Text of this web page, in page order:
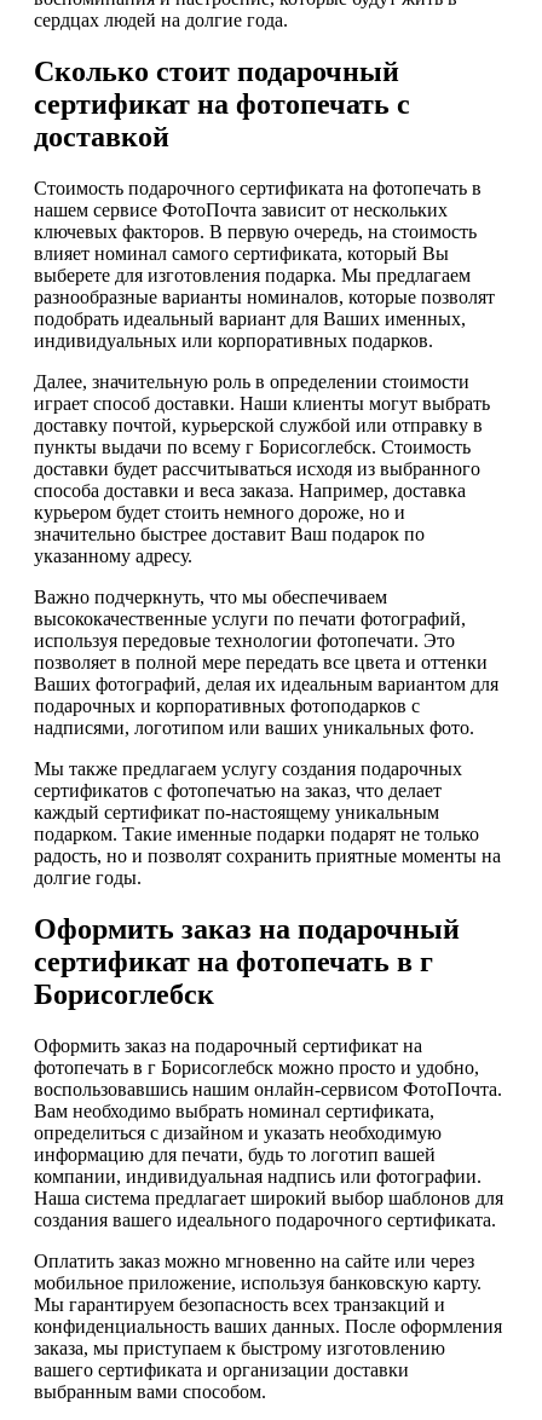
сердцах людей на долгие года.
Сколько стоит подарочный
сертификат на фотопечать с
доставкой
Стоимость подарочного сертификата на фотопечать в
нашем сервисе ФотоПочта зависит от нескольких
ключевых факторов. В первую очередь, на стоимость
влияет номинал самого сертификата, который Вы
выберете для изготовления подарка. Мы предлагаем
разнообразные варианты номиналов, которые позволят
подобрать идеальный вариант для Ваших именных,
индивидуальных или корпоративных подарков.
Далее, значительную роль в определении стоимости
играет способ доставки. Наши клиенты могут выбрать
доставку почтой, курьерской службой или отправку в
пункты выдачи по всему г Борисоглебск. Стоимость
доставки будет рассчитываться исходя из выбранного
способа доставки и веса заказа. Например, доставка
курьером будет стоить немного дороже, но и
значительно быстрее доставит Ваш подарок по
указанному адресу.
Важно подчеркнуть, что мы обеспечиваем
высококачественные услуги по печати фотографий,
используя передовые технологии фотопечати. Это
позволяет в полной мере передать все цвета и оттенки
Ваших фотографий, делая их идеальным вариантом для
подарочных и корпоративных фотоподарков с
надписями, логотипом или ваших уникальных фото.
Мы также предлагаем услугу создания подарочных
сертификатов с фотопечатью на заказ, что делает
каждый сертификат по-настоящему уникальным
подарком. Такие именные подарки подарят не только
радость, но и позволят сохранить приятные моменты на
долгие годы.
Оформить заказ на подарочный
сертификат на фотопечать в г
Борисоглебск
Оформить заказ на подарочный сертификат на
фотопечать в г Борисоглебск можно просто и удобно,
воспользовавшись нашим онлайн-сервисом ФотоПочта.
Вам необходимо выбрать номинал сертификата,
определиться с дизайном и указать необходимую
информацию для печати, будь то логотип вашей
компании, индивидуальная надпись или фотографии.
Наша система предлагает широкий выбор шаблонов для
создания вашего идеального подарочного сертификата.
Оплатить заказ можно мгновенно на сайте или через
мобильное приложение, используя банковскую карту.
Мы гарантируем безопасность всех транзакций и
конфиденциальность ваших данных. После оформления
заказа, мы приступаем к быстрому изготовлению
вашего сертификата и организации доставки
выбранным вами способом.